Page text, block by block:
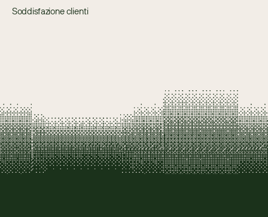
Soddisfazione clienti